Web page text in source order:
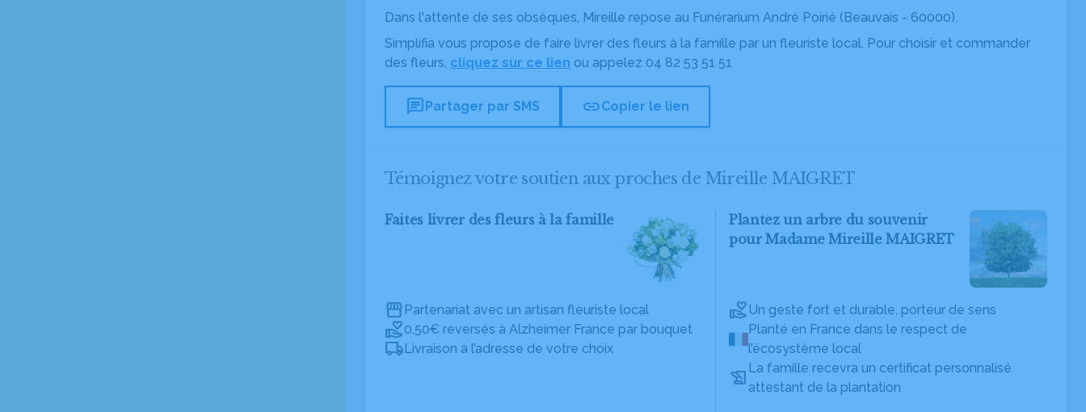
Dans l'attente de ses obsèques, Mireille repose au Funérarium André Poirié (Beauvais - 60000).
Simplifia vous propose de faire livrer des fleurs à la famille par un fleuriste local. Pour choisir et commander
des fleurs, cliquez sur ce lien ou appelez 04 82 53 51 51
chatPartager par SMS linkCopier le lien
Témoignez votre soutien aux proches de Mireille MAIGRET
Faites livrer des fleurs à la famille
Partenariat avec un artisan fleuriste local
0,50€ reversés à Alzheimer France par bouquet
Livraison à l’adresse de votre choix
Plantez un arbre du souvenir
pour Madame Mireille MAIGRET
Un geste fort et durable, porteur de sens
Planté en France dans le respect de
l’écosystème local
La famille recevra un certificat personnalisé
attestant de la plantation